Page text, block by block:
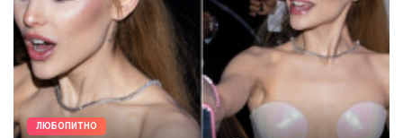
ЛЮБОПИТНО